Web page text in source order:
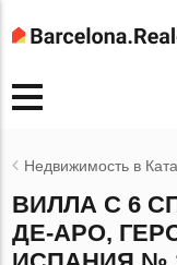
Недвижимость в
ВИЛЛА С 6
ДЕ-АРО,